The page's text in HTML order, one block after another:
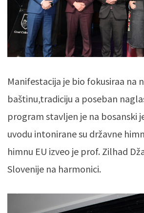
Manifestacija je bio fokusiraa na
baštinu,tradiciju a poseban
program stavljen je na bosanski
uvodu intonirane su državne
himnu EU izveo je prof. Zilhad
Slovenije na harmonici.